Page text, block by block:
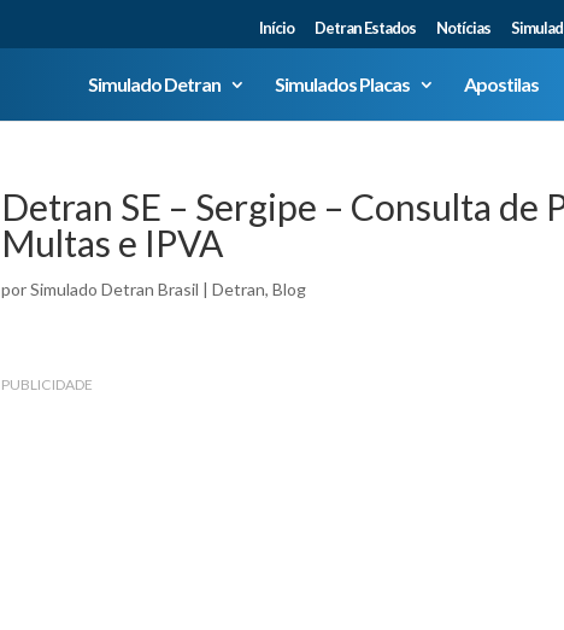
Início Detran Estados Notícias
Simulado Detran Simulados Placas Apostilas
Detran SE – Sergipe – Consulta de
Multas e IPVA
porSimulado Detran Brasil |Detran,Blog
PUBLICIDADE